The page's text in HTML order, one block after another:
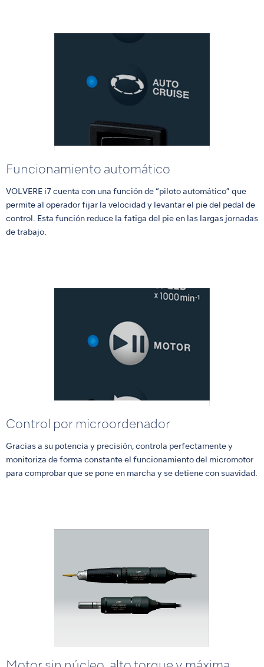
Funcionamiento automático
VOLVERE i7 cuenta con una función de “piloto automático” que
permite al operador fijar la velocidad y levantar el pie del pedal de
control. Esta función reduce la fatiga del pie en las largas jornadas
de trabajo.
Control por microordenador
Gracias a su potencia y precisión, controla perfectamente y
monitoriza de forma constante el funcionamiento del micromotor
para comprobar que se pone en marcha y se detiene con suavidad.